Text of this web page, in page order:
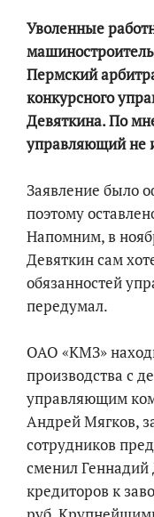
Уволенные
Пермский
конкурсного
Девяткина. По
управляющий не
Заявление было
поэтому
Напомним, в
Девяткин сам
обязанностей
передумал.
ОАО «КМЗ»
производства с
управляющим
Андрей Мягков,
сотрудников
сменил
кредиторов к